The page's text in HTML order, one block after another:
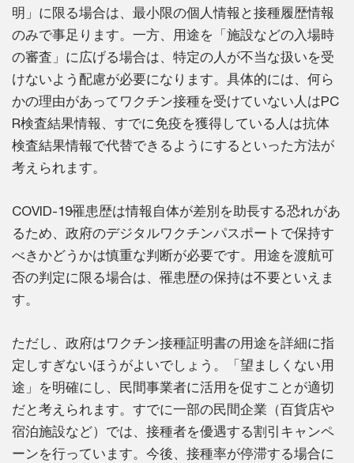
明」に限る場合は、最小限の個人情報と接種履歴情報
のみで事足ります。一方、用途を「施設などの入場時
の審査」に広げる場合は、特定の人が不当な扱いを受
けないよう配慮が必要になります。具体的には、何ら
かの理由があってワクチン接種を受けていない人はPC
R検査結果情報、すでに免疫を獲得している人は抗体
検査結果情報で代替できるようにするといった方法が
考えられます。
COVID-19罹患歴は情報自体が差別を助長する恐れがあ
るため、政府のデジタルワクチンパスポートで保持す
べきかどうかは慎重な判断が必要です。用途を渡航可
否の判定に限る場合は、罹患歴の保持は不要といえま
す。
ただし、政府はワクチン接種証明書の用途を詳細に指
定しすぎないほうがよいでしょう。「望ましくない用
途」を明確にし、民間事業者に活用を促すことが適切
だと考えられます。すでに一部の民間企業（百貨店や
宿泊施設など）では、接種者を優遇する割引キャンペ
ーンを行っています。今後、接種率が停滞する場合に